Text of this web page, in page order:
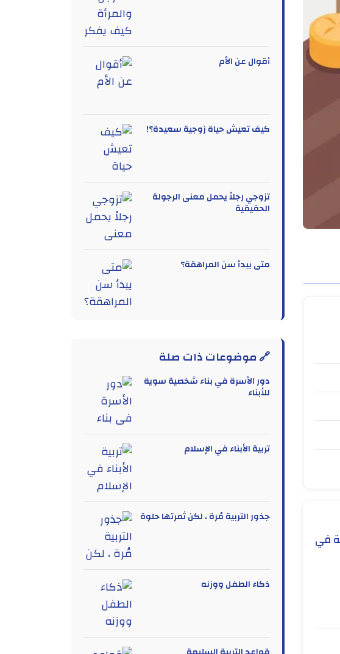
4 أخطاء شائعة في
أقوال عن الأم
كيف تعيش حياة زوجية سعيدة؟!
تزوجي رجلاً يحمل معنى الرجولة
الحقيقية
متى يبدأ سن المراهقة؟
🔗 موضوعات ذات صلة
دور الأسرة في بناء شخصية سوية
للأبناء
تربية الأبناء في الإسلام
جذور التربية مُرة ، لكن ثمرتها حلوة
ذكاء الطفل ووزنه